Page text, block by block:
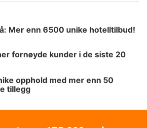
Mer enn 6500 unike hotelltilbud!
fornøyde kunder i de siste 20
opphold med mer enn 50
tillegg